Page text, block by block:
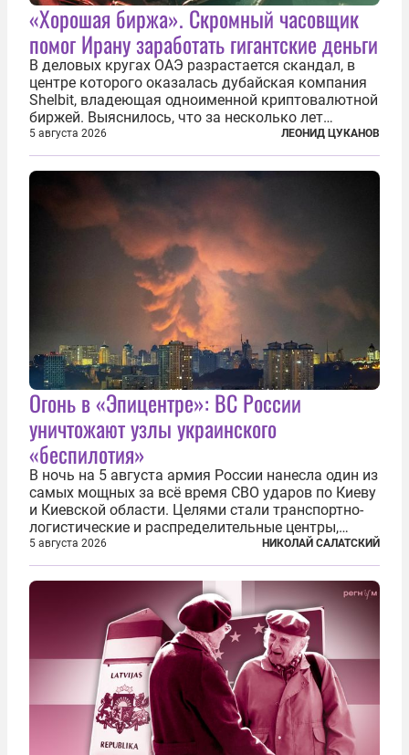
«Хорошая биржа». Скромный часовщик
помог Ирану заработать гигантские деньги
В деловых кругах ОАЭ разрастается скандал, в
центре которого оказалась дубайская компания
Shelbit, владеющая одноименной криптовалютной
биржей. Выяснилось, что за несколько лет
существования через Shelbit прошло не менее 4
млрд долларов в криптовалюте, принадлежащих
иранским чиновникам и силовикам...
5 августа 2026 ЛЕОНИД ЦУКАНОВ
Огонь в «Эпицентре»: ВС России
уничтожают узлы украинского
«беспилотия»
В ночь на 5 августа армия России нанесла один из
самых мощных за всё время СВО ударов по Киеву
и Киевской области. Целями стали транспортно-
логистические и распределительные центры,
которые ВСУ использовали для хранения и
доставки вооружений и грузов военного
назначения. Атака также «накрыла»...
5 августа 2026 НИКОЛАЙ САЛАТСКИЙ